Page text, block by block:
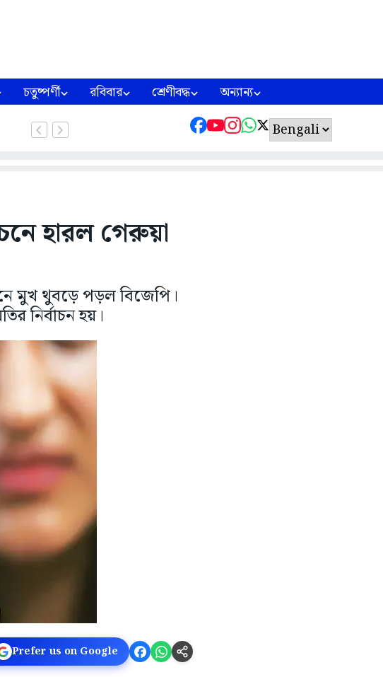
চতুষ্পর্ণী রবিবার শ্রেণীবদ্ধ অন্যান্য
হারল গেরুয়া
মুখ থুবড়ে পড়ল বিজেপি।
নির্বাচন হয়।
Prefer us on Google